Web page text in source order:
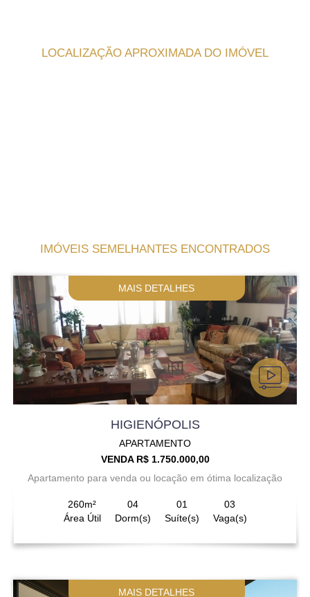
LOCALIZAÇÃO APROXIMADA DO IMÓVEL
IMÓVEIS SEMELHANTES ENCONTRADOS
MAIS DETALHES
HIGIENÓPOLIS
APARTAMENTO
VENDA R$ 1.750.000,00
Apartamento para venda ou locação em ótima localização
260m²
Área Útil
04
Dorm(s)
01
Suíte(s)
03
Vaga(s)
MAIS DETALHES